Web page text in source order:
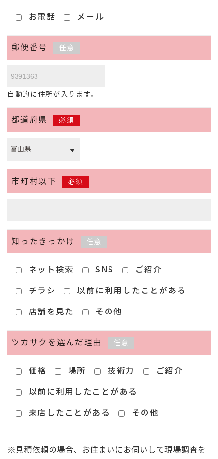
お電話 メール
郵便番号 任意
自動的に住所が入ります。
都道府県 必須
市町村以下 必須
知ったきっかけ 任意
ネット検索 SNS
ご紹介
チラシ
以前に利用したことがある
店舗を見た
その他
ツカサクを選んだ理由 任意
価格 場所 技術力
ご紹介
以前に利用したことがある
来店したことがある
その他
※見積依頼の場合、お住まいにお伺いして現場調査を